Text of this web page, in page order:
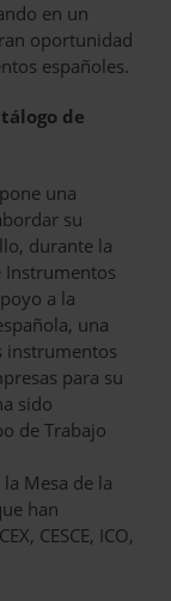
en un
oportunidad
españoles.
de
una
su
durante la
Instrumentos
a la
una
instrumentos
para su
sido
de Trabajo
Mesa de la
han
CESCE, ICO,